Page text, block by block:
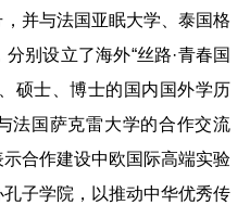
，并与法国亚眠大学、泰国格
别设立了海外“丝路·青春国
硕士、博士的国内国外学历
法国萨克雷大学的合作交流
合作建设中欧国际高端实验
子学院，以推动中华优秀传